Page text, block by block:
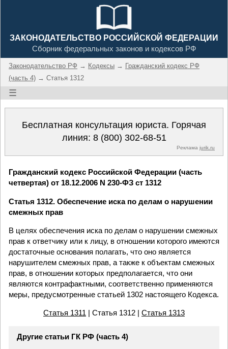
ЗАКОНОДАТЕЛЬСТВО РОССИЙСКОЙ ФЕДЕРАЦИИ
Сборник федеральных законов и кодексов РФ
Законодательство РФ → Кодексы → Гражданский кодекс РФ
(часть 4) → Статья 1312
☰
Бесплатная консультация юриста. Горячая
линия: 8 (800) 302-68-51
Реклама jurik.ru
Гражданский кодекс Российской Федерации (часть
четвертая) от 18.12.2006 N 230-ФЗ ст 1312
Статья 1312. Обеспечение иска по делам о нарушении
смежных прав
В целях обеспечения иска по делам о нарушении смежных
прав к ответчику или к лицу, в отношении которого имеются
достаточные основания полагать, что оно является
нарушителем смежных прав, а также к объектам смежных
прав, в отношении которых предполагается, что они
являются контрафактными, соответственно применяются
меры, предусмотренные статьей 1302 настоящего Кодекса.
Статья 1311 | Статья 1312 | Статья 1313
Другие статьи ГК РФ (часть 4)